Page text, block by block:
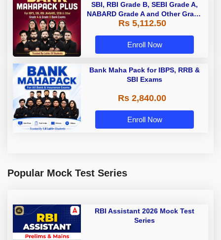
SBI, RBI Grade B, SEBI Grade A,
NABARD Grade A and Other Grade
A & Grade B Bank Exams
Rs 5,112.50
Enroll Now
Bank Maha Pack for IBPS, RRB &
SBI Exams
Rs 2,840.00
Enroll Now
Popular Mock Test Series
RBI Assistant 2026 Mock Test
Series